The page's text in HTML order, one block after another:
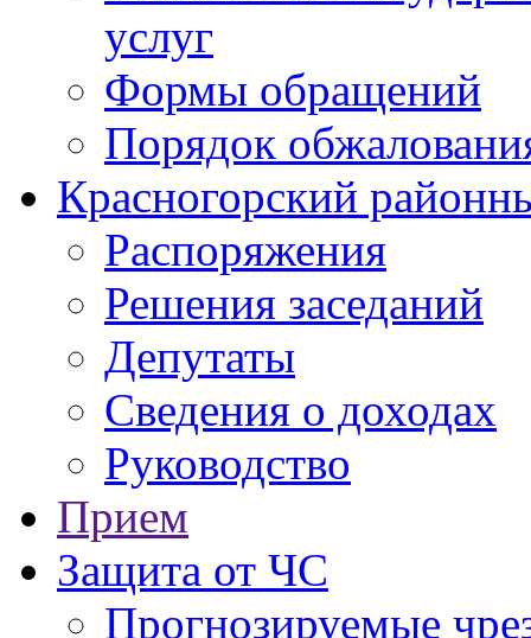
услуг
Формы обращений
Порядок
Красногорский
Распоряжения
Решения заседаний
Депутаты
Сведения о доходах
Руководство
Прием
Защита от ЧС
Прогнозируемые